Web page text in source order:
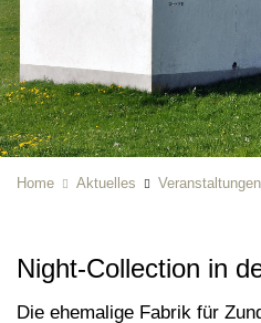
Home Aktuelles Veranstaltungen
Night-Collection in
Die ehemalige Fabrik für